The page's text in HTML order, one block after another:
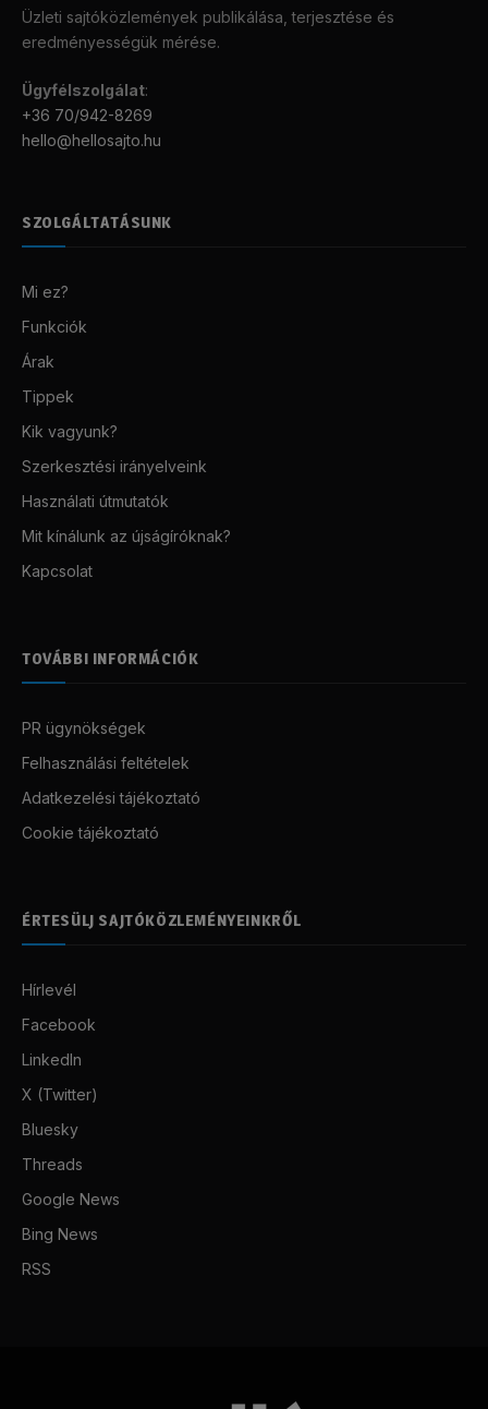
Üzleti sajtóközlemények publikálása, terjesztése és
eredményességük mérése.
Ügyfélszolgálat:
+36 70/942-8269
hello@hellosajto.hu
SZOLGÁLTATÁSUNK
Mi ez?
Funkciók
Árak
Tippek
Kik vagyunk?
Szerkesztési irányelveink
Használati útmutatók
Mit kínálunk az újságíróknak?
Kapcsolat
TOVÁBBI INFORMÁCIÓK
PR ügynökségek
Felhasználási feltételek
Adatkezelési tájékoztató
Cookie tájékoztató
ÉRTESÜLJ SAJTÓKÖZLEMÉNYEINKRŐL
Hírlevél
Facebook
LinkedIn
X (Twitter)
Bluesky
Threads
Google News
Bing News
RSS